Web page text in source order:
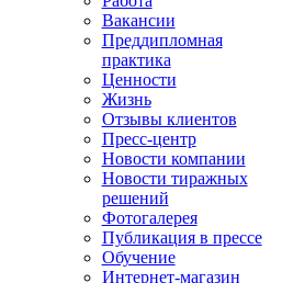
Вакансии
Преддипломная
практика
Ценности
Жизнь
Отзывы клиентов
Пресс-центр
Новости компании
Новости тиражных
решений
Фотогалерея
Публикация в прессе
Обучение
Интернет-магазин